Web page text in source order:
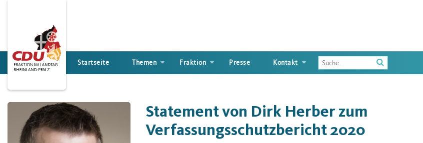
Startseite Themen Fraktion Presse Kontakt
Enter
the
to
search
for
Statement von Dirk Herber zum
Verfassungsschutzbericht 2020